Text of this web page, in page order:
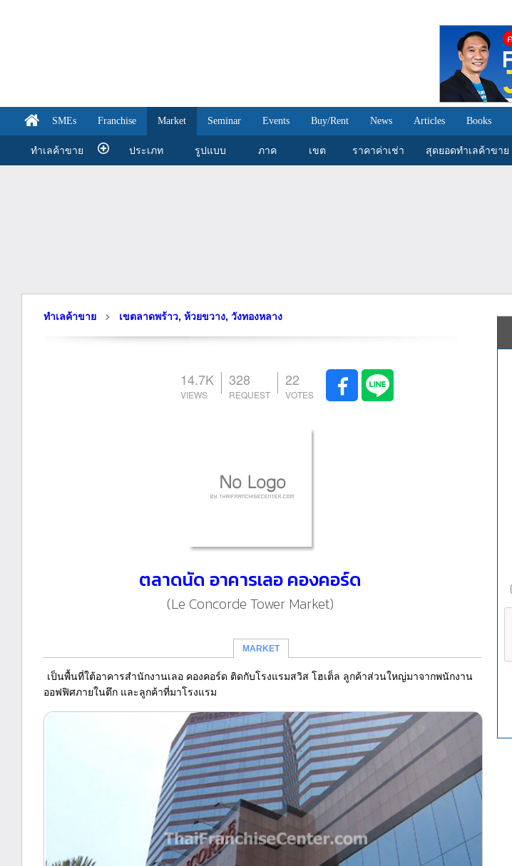
SMEs Franchise Market Seminar Events Buy/Rent News Articles Books
ทำเลค้าขาย ประเภท รูปแบบ ภาค เขต ราคาค่าเช่า สุดยอดทำเลค้าขาย
ทำเลค้าขาย เขตลาดพร้าว, ห้วยขวาง, วังทองหลาง
14.7K 328 22
ตลาดนัด อาคารเลอ คองคอร์ด
(Le Concorde Tower Market)
MARKET
เป็นพื้นที่ใต้อาคารสำนักงานเลอ คองคอร์ด ติดกับโรงแรมสวิส โฮเต็ล ลูกค้าส่วนใหญ่มาจากพนักงาน
ออฟฟิศภายในตึก และลูกค้าที่มาโรงแรม